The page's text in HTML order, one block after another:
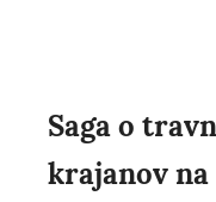
Saga o
krajanov